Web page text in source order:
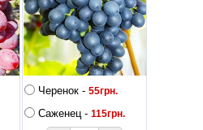
Черенок - 55грн.
Саженец - 115грн.